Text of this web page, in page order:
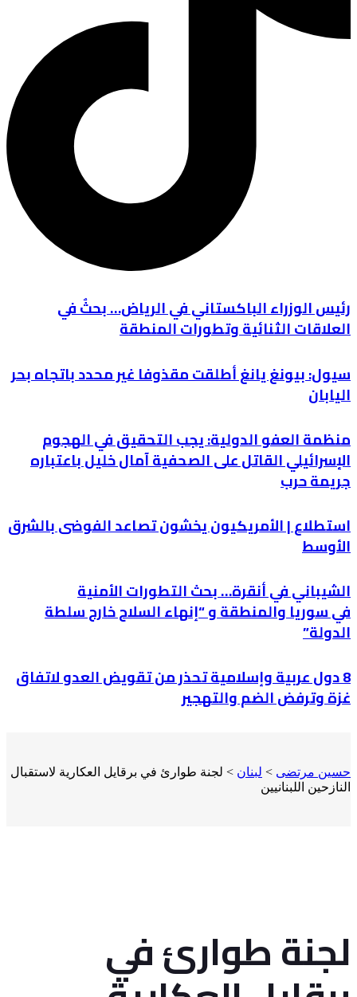
رئيس الوزراء الباكستاني في الرياض… بحثٌ في
العلاقات الثنائية وتطورات المنطقة
سيول: بيونغ يانغ أطلقت مقذوفا غير محدد باتجاه بحر
اليابان
منظمة العفو الدولية: يجب التحقيق في الهجوم
الإسرائيلي القاتل على الصحفية آمال خليل باعتباره
جريمة حرب
استطلاع | الأمريكيون يخشون تصاعد الفوضى بالشرق
الأوسط
الشيباني في أنقرة… بحث التطورات الأمنية
في سوريا والمنطقة و “إنهاء السلاح خارج سلطة
الدولة”
8 دول عربية وإسلامية تحذر من تقويض العدو لاتفاق
غزة وترفض الضم والتهجير
حسين مرتضى > لبنان > لجنة طوارئ في برقايل العكارية لاستقبال
النازحين اللبنانيين
لجنة طوارئ في